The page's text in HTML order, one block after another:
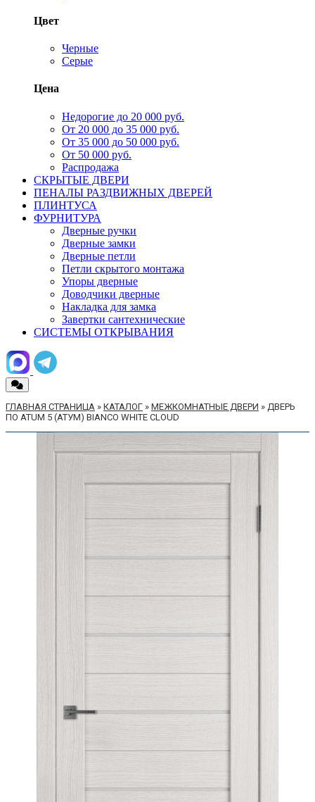
Цвет
Черные
Серые
Цена
Недорогие до 20 000 руб.
От 20 000 до 35 000 руб.
От 35 000 до 50 000 руб.
От 50 000 руб.
Распродажа
СКРЫТЫЕ ДВЕРИ
ПЕНАЛЫ РАЗДВИЖНЫХ ДВЕРЕЙ
ПЛИНТУСА
ФУРНИТУРА
Дверные ручки
Дверные замки
Дверные петли
Петли скрытого монтажа
Упоры дверные
Доводчики дверные
Накладка для замка
Завертки сантехнические
СИСТЕМЫ ОТКРЫВАНИЯ
ГЛАВНАЯ СТРАНИЦА » КАТАЛОГ » МЕЖКОМНАТНЫЕ ДВЕРИ » ДВЕРЬ
ПО ATUM 5 (АТУМ) BIANCO WHITE CLOUD